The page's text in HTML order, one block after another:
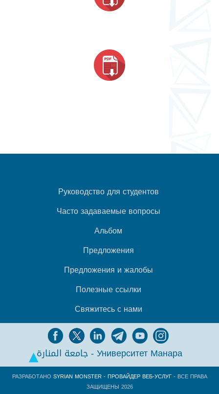
Руководство для студентов
Часто задаваемые вопросы
Альбом
Предложения
Предложения и жалобы
Полезные ссылки
Свяжитесь с нами
جامعة المنارة - Университет Манара
РАЗРАБОТАНО SYRIAN MONSTER - ПРОВАЙДЕР ВЕБ-УСЛУГ- ВСЕ ПРАВА
ЗАЩИЩЕНЫ 2026